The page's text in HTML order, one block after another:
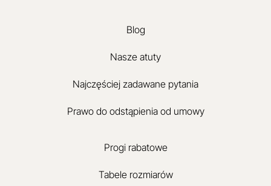
Blog
Nasze atuty
Najczęściej zadawane pytania
Prawo do odstąpienia od umowy
Progi rabatowe
Tabele rozmiarów